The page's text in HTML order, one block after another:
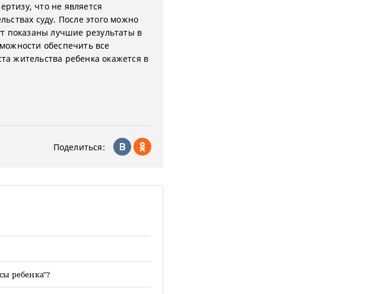
что не является
суду. После этого можно
показаны лучшие результаты в
обеспечить все
жительства ребенка окажется в
Поделиться:
ребенка"?